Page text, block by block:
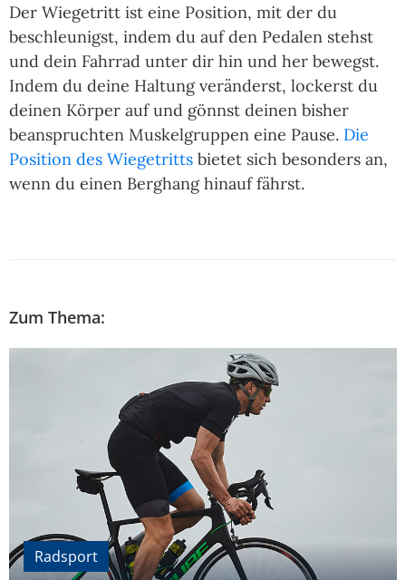
Der Wiegetritt ist eine Position, mit der du
beschleunigst, indem du auf den Pedalen stehst
und dein Fahrrad unter dir hin und her bewegst.
Indem du deine Haltung veränderst, lockerst du
deinen Körper auf und gönnst deinen bisher
beanspruchten Muskelgruppen eine Pause. Die
Position des Wiegetritts bietet sich besonders an,
wenn du einen Berghang hinauf fährst.
Zum Thema:
Radsport